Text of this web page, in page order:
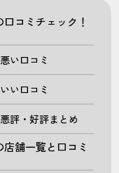
コミチェック！
い口コミ
い口コミ
評・好評まとめ
舗一覧と口コミ